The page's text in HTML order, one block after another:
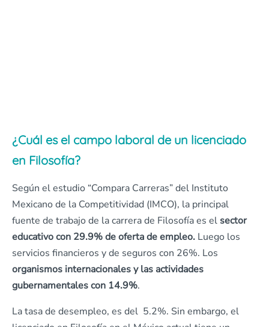
¿Cuál es el campo laboral de un licenciado
en Filosofía?
Según el estudio “Compara Carreras” del Instituto
Mexicano de la Competitividad (IMCO), la principal
fuente de trabajo de la carrera de Filosofía es elsector
educativo con 29.9% de oferta de empleo. Luego los
servicios financieros y de seguros con 26%. Los
organismos internacionales y las actividades
gubernamentales con 14.9%.
La tasa de desempleo, es del 5.2%. Sin embargo, el